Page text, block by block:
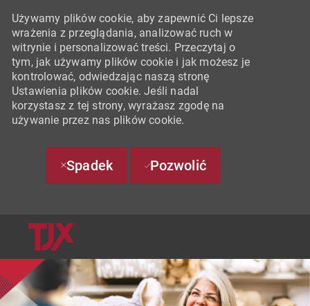
Używamy plików cookie, aby zapewnić Ci lepsze
wrażenia z przeglądania, analizować ruch w
witrynie i personalizować treści. Przeczytaj o
tym, jak używamy plików cookie i jak możesz je
kontrolować, odwiedzając naszą stronę
Ustawienia plików cookie. Jeśli nadal
korzystasz z tej strony, wyrażasz zgodę na
używanie przez nas plików cookie.
Spadek Pozwolić